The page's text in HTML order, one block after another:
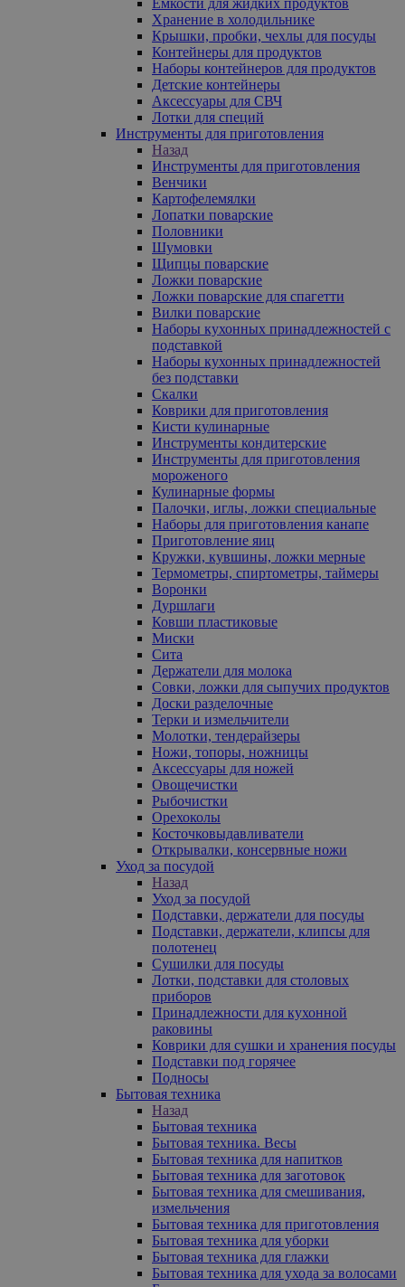
Хранение в холодильнике
Крышки, пробки, чехлы для посуды
Контейнеры для продуктов
Наборы контейнеров для продуктов
Детские контейнеры
Аксессуары для СВЧ
Лотки для специй
Инструменты для приготовления
Назад
Инструменты для приготовления
Венчики
Картофелемялки
Лопатки поварские
Половники
Шумовки
Щипцы поварские
Ложки поварские
Ложки поварские для спагетти
Вилки поварские
Наборы кухонных принадлежностей с
подставкой
Наборы кухонных принадлежностей
без подставки
Скалки
Коврики для приготовления
Кисти кулинарные
Инструменты кондитерские
Инструменты для приготовления
мороженого
Кулинарные формы
Палочки, иглы, ложки специальные
Наборы для приготовления канапе
Приготовление яиц
Кружки, кувшины, ложки мерные
Термометры, спиртометры, таймеры
Воронки
Дуршлаги
Ковши пластиковые
Миски
Сита
Держатели для молока
Совки, ложки для сыпучих продуктов
Доски разделочные
Терки и измельчители
Молотки, тендерайзеры
Ножи, топоры, ножницы
Аксессуары для ножей
Овощечистки
Рыбочистки
Орехоколы
Косточковыдавливатели
Открывалки, консервные ножи
Уход за посудой
Назад
Уход за посудой
Подставки, держатели для посуды
Подставки, держатели, клипсы для
полотенец
Сушилки для посуды
Лотки, подставки для столовых
приборов
Принадлежности для кухонной
раковины
Коврики для сушки и хранения посуды
Подставки под горячее
Подносы
Бытовая техника
Назад
Бытовая техника
Бытовая техника. Весы
Бытовая техника для напитков
Бытовая техника для заготовок
Бытовая техника для смешивания,
измельчения
Бытовая техника для приготовления
Бытовая техника для уборки
Бытовая техника для глажки
Бытовая техника для ухода за волосами